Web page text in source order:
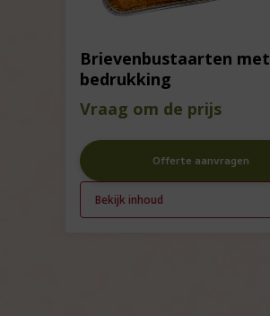
Brievenbustaarten met
bedrukking
Vraag om de prijs
Offerte aanvragen
Bekijk inhoud